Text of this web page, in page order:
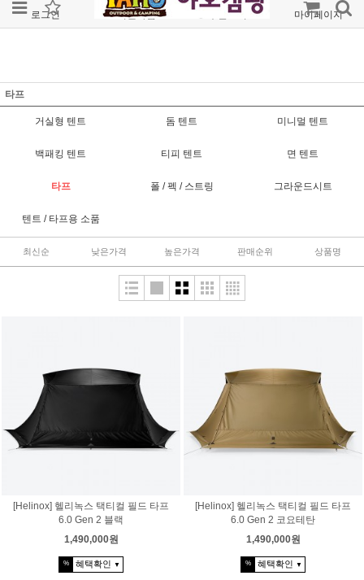
로그인 회원가입 주문조회 마이페이지
타프
거실형 텐트 돔 텐트 미니멀 텐트
백패킹 텐트 티피 텐트 면 텐트
타프 폴 / 펙 / 스트링 그라운드시트
텐트 / 타프용 소품
최신순 낮은가격 높은가격 판매순위 상품명
[Helinox] 헬리녹스 택티컬 필드 타프
6.0 Gen 2 블랙
1,490,000원
% 혜택확인 ▼
[Helinox] 헬리녹스 택티컬 필드 타프
6.0 Gen 2 코요테탄
1,490,000원
% 혜택확인 ▼